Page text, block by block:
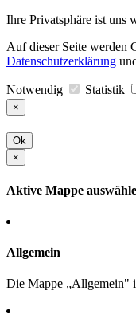
Ihre Privatsphäre ist uns
Auf dieser Seite werden
Datenschutzerklärung
Notwendig Statistik
×
Ok
×
Aktive Mappe
Allgemein
Die Mappe „Allgemein"